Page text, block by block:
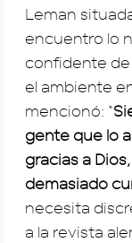
Leman
encuentro lo
confidente de
el ambiente
mencionó: “
gente que lo
gracias a
demasiado
necesita
a la revista